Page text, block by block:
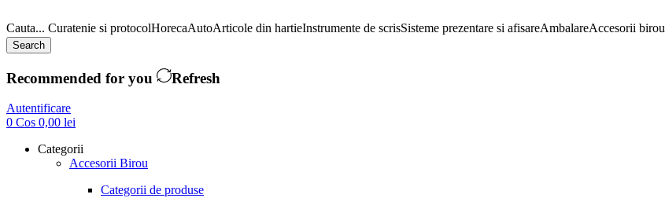
Cauta... Curatenie si protocolHorecaAutoArticole din hartieInstrumente de scrisSisteme prezentare si afisareAmbalareAccesorii birou
Search
Recommended for you Refresh
Autentificare
0 Cos 0,00 lei
Categorii
Accesorii Birou
Categorii de produse